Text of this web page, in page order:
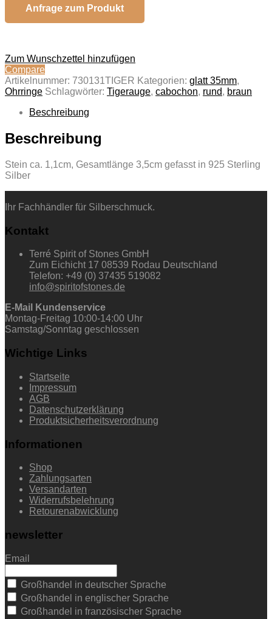
Anfrage zum Produkt
Zum Wunschzettel hinzufügen
Compare
Artikelnummer: 730131TIGER Kategorien: glatt 35mm,
Ohrringe Schlagwörter: Tigerauge, cabochon, rund, braun
Beschreibung
Beschreibung
Stein ca. 1,1cm, Gesamtlänge 3,5cm gefasst in 925 Sterling
Silber
Ihr Fachhändler für Silberschmuck.
Kontakt
Terré Spirit of Stones GmbH
Zum Eichicht 17 08539 Rodau Deutschland
Telefon: +49 (0) 37435 519082
info@spiritofstones.de
E-Mail Kundenservice
Montag-Freitag 10:00-14:00 Uhr
Samstag/Sonntag geschlossen
Wichtige Links
Startseite
Impressum
AGB
Datenschutzerklärung
Produktsicherheitsverordnung
Informationen
Shop
Zahlungsarten
Versandarten
Widerrufsbelehrung
Retourenabwicklung
newsletter
Email
Großhandel in deutscher Sprache
Großhandel in englischer Sprache
Großhandel in französischer Sprache